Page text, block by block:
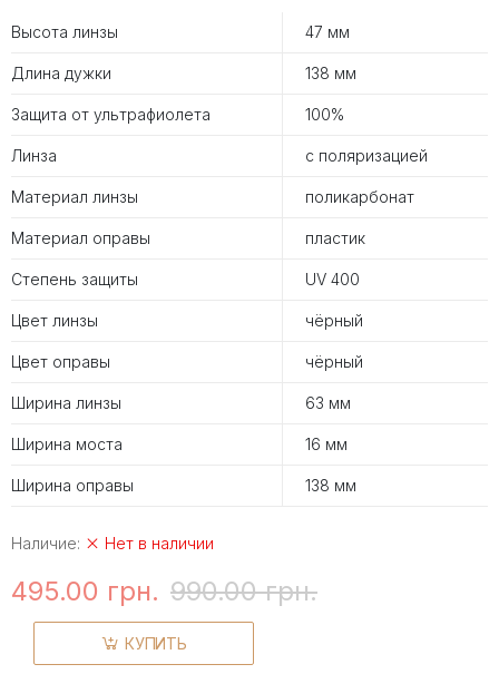
Высота линзы 47 мм
Длина дужки 138 мм
Защита от ультрафиолета 100%
Линза с поляризацией
Материал линзы поликарбонат
Материал оправы пластик
Степень защиты UV 400
Цвет линзы чёрный
Цвет оправы чёрный
Ширина линзы 63 мм
Ширина моста 16 мм
Ширина оправы 138 мм
Наличие: Нет в наличии
495.00 грн. 990.00 грн.
КУПИТЬ